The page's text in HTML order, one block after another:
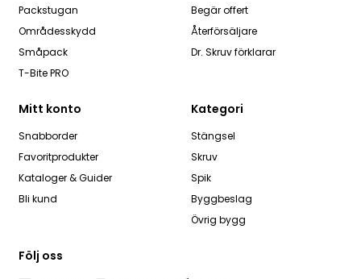
Packstugan
Områdesskydd
Småpack
T-Bite PRO
Begär offert
Återförsäljare
Dr. Skruv förklarar
Mitt konto
Snabborder
Favoritprodukter
Kataloger & Guider
Bli kund
Följ oss
Kategori
Stängsel
Skruv
Spik
Byggbeslag
Övrig bygg